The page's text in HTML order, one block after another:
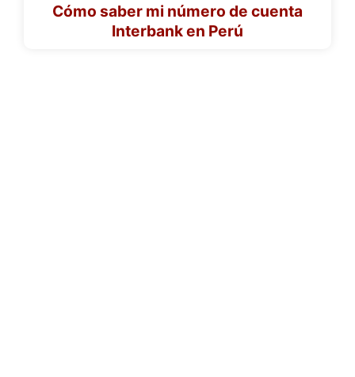
Cómo saber mi número de cuenta
Interbank en Perú